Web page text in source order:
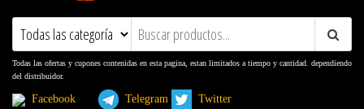
ChollosPlus.es
Ofertas, Promociones, Descuentos y
Todas las ofertas y cupones contenidas en esta pagina, estan limitados a tiempo y cantidad. dependiendo
del distribuidor.
Facebook Telegram Twitter